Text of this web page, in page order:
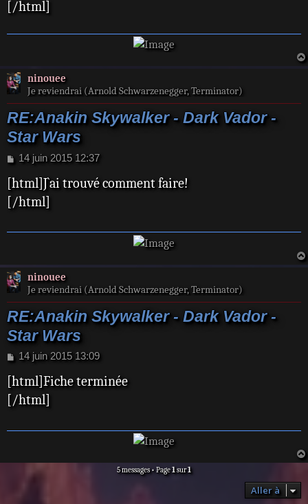
g
[/html]
ninouee
Je reviendrai (Arnold Schwarzenegger, Terminator)
RE:Anakin Skywalker - Dark Vador -
Star Wars
M
s
s
a
e
14 juin 2015 12:37
[html]J`ai trouvé comment faire!
[/html]
ninouee
Je reviendrai (Arnold Schwarzenegger, Terminator)
RE:Anakin Skywalker - Dark Vador -
Star Wars
M
s
s
a
e
14 juin 2015 13:09
[html]Fiche terminée
[/html]
5 messages • Page1sur1
Aller à